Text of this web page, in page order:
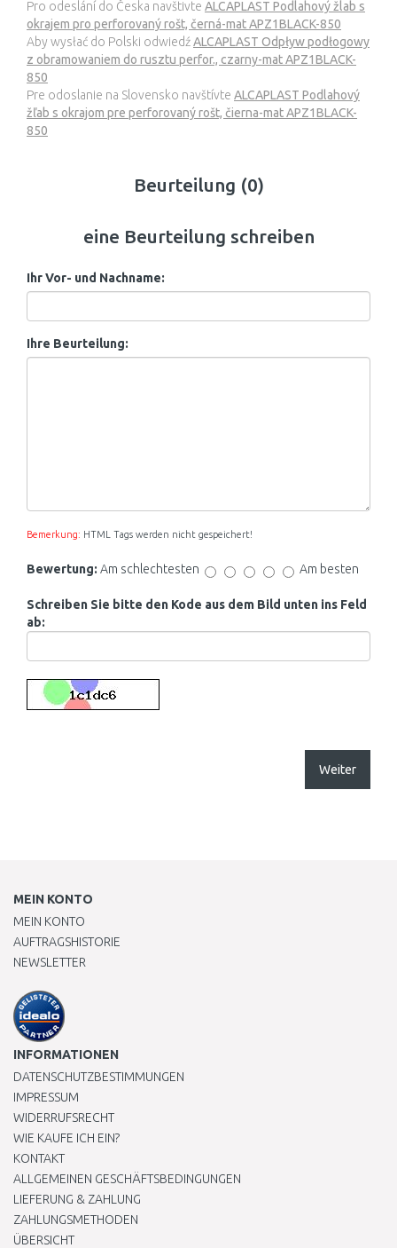
Pro odeslání do Česka navštivte ALCAPLAST Podlahový žlab s
okrajem pro perforovaný rošt, černá-mat APZ1BLACK-850
Aby wysłać do Polski odwiedźALCAPLAST Odpływ podłogowy
z obramowaniem do rusztu perfor., czarny-mat APZ1BLACK-
850
Pre odoslanie na Slovensko navštívte ALCAPLAST Podlahový
žľab s okrajom pre perforovaný rošt, čierna-mat APZ1BLACK-
850
Beurteilung (0)
eine Beurteilung schreiben
Ihr Vor- und Nachname:
Ihre Beurteilung:
Bemerkung: HTML Tags werden nicht gespeichert!
Bewertung: Am schlechtesten Am besten
Schreiben Sie bitte den Kode aus dem Bild unten ins Feld
ab:
Weiter
MEIN KONTO
MEIN KONTO
AUFTRAGSHISTORIE
NEWSLETTER
INFORMATIONEN
DATENSCHUTZBESTIMMUNGEN
IMPRESSUM
WIDERRUFSRECHT
WIE KAUFE ICH EIN?
KONTAKT
ALLGEMEINEN GESCHÄFTSBEDINGUNGEN
LIEFERUNG & ZAHLUNG
ZAHLUNGSMETHODEN
ÜBERSICHT